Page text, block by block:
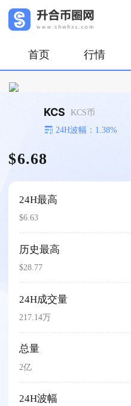
首页 行情
KCS
KCS币
24H波幅：1.38%
$6.68
24H最高
$6.63
历史最高
$28.77
24H成交量
217.14万
总量
2亿
24H波幅